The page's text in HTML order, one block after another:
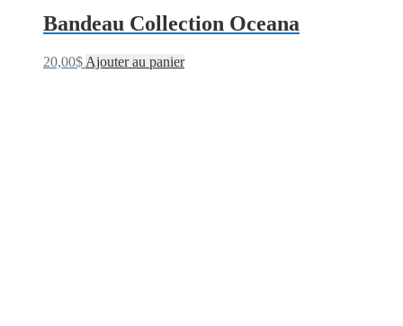
Bandeau Collection Oceana
20,00$ Ajouter au panier